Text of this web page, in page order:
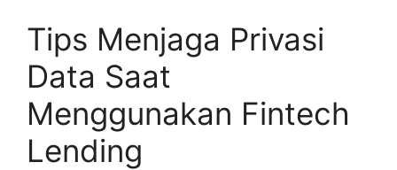
Tips Menjaga Privasi
Data Saat
Menggunakan Fintech
Lending